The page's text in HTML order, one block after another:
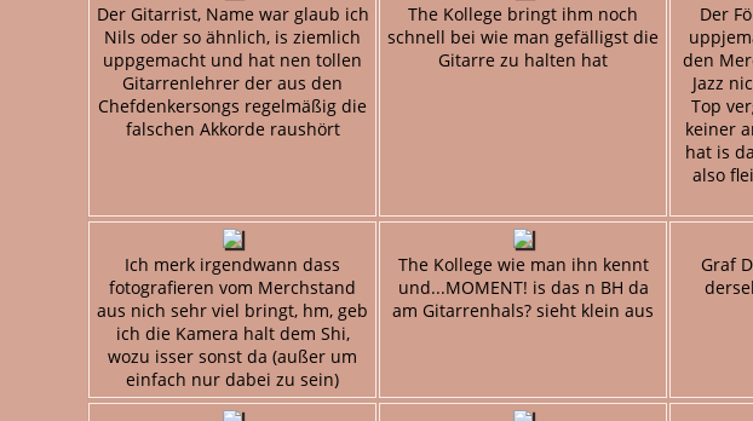
Der Gitarrist, Name war glaub ich
Nils oder so ähnlich, is ziemlich
uppgemacht und hat nen tollen
Gitarrenlehrer der aus den
Chefdenkersongs regelmäßig die
falschen Akkorde raushört
The Kollege bringt ihm noch
schnell bei wie man gefälligst die
Gitarre zu halten hat
Der
den
Jazz
Top
keiner
hat is
also
Ich merk irgendwann dass
fotografieren vom Merchstand
aus nich sehr viel bringt, hm, geb
ich die Kamera halt dem Shi,
wozu isser sonst da (außer um
einfach nur dabei zu sein)
The Kollege wie man ihn kennt
und...MOMENT! is das n BH da
am Gitarrenhals? sieht klein aus
Graf